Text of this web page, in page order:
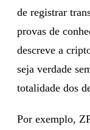
de registrar
provas de
descreve a
seja verdade
totalidade dos
Por exemplo,